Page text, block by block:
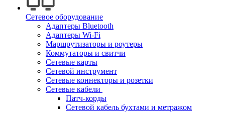
Сетевое оборудование
Адаптеры Bluetooth
Адаптеры Wi-Fi
Маршрутизаторы и роутеры
Коммутаторы и свитчи
Сетевые карты
Сетевой инструмент
Сетевые коннекторы и розетки
Сетевые кабели
Патч-корды
Сетевой кабель бухтами и метражом